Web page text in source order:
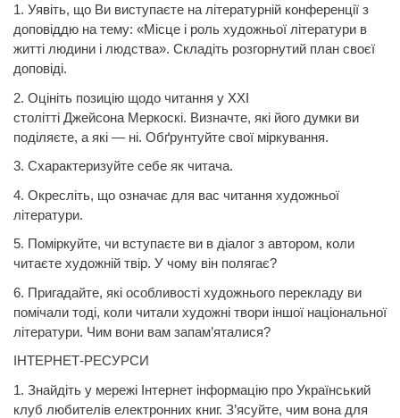
1. Уявіть, що Ви виступаєте на літературній конференції з
доповіддю на тему: «Місце і роль художньої літератури в
житті людини і людства». Складіть розгорнутий план своєї
доповіді.
2. Оцініть позицію щодо читання у ХХІ
столітті Джейсона Меркоскі. Визначте, які його думки ви
поділяєте, а які — ні. Обґрунтуйте свої міркування.
3. Схарактеризуйте себе як читача.
4. Окресліть, що означає для вас читання художньої
літератури.
5. Поміркуйте, чи вступаєте ви в діалог з автором, коли
читаєте художній твір. У чому він полягає?
6. Пригадайте, які особливості художнього перекладу ви
помічали тоді, коли читали художні твори іншої національної
літератури. Чим вони вам запам’яталися?
ІНТЕРНЕТ-РЕСУРСИ
1. Знайдіть у мережі Інтернет інформацію про Український
клуб любителів електронних книг. З’ясуйте, чим вона для